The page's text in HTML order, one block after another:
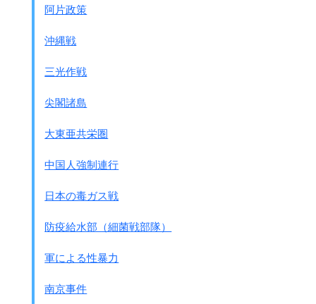
●里見甫の宣誓口述書 極東国際軍事裁判にて
1939年の末頃には宏済善堂は蒙古アヘンも販売しておりま
した。・・・・
大部分は中華航空(株)所有かつ所用の飛行機により運ばれ
ました。
この蒙古からのアヘンはペルシャアヘンと別途に扱われま
した。
東京にある興亜院本部は各支部の
必要とするアヘンの要求を蒙古(彊)政権に通知しました。
蒙古政府はアヘンを北支の中央分配地北京、
中南支の分配地・上海に向け出荷しました。・・・・
宏済善堂がペルシャアヘンで儲けた利益は
約2000万ドルにも上りました。
それは
特務部のある間は特務部
それがなくなってからは興亜院に支払われ
アヘン分配の方針は南京政府(注：傀儡政権)
及び興亜院によって決定されました。
その方針は、
１．蒙古（彊）政府の歳入
阿片政策
沖縄戦
三光作戦
尖閣諸島
大東亜共栄圏
中国人強制連行
日本の毒ガス戦
防疫給水部（細菌戦部隊）
軍による性暴力
南京事件